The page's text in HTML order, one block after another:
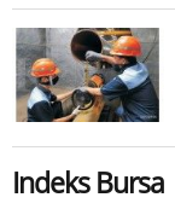
Indeks Bursa